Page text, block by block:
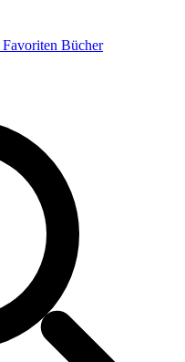
Favoriten Bücher